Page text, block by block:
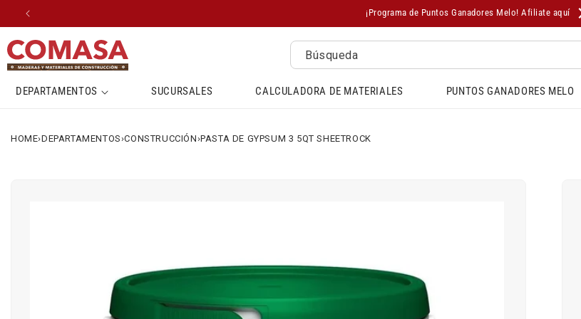
DIRECTAMENTE
AL CONTENIDO
¡Programa de Puntos Ganadores Melo! Afiliate aquí
DEPARTAMENTOS SUCURSALES CALCULADORA DE MATERIALES PUNTOS GANADORES MELO
Búsqueda
HOME›DEPARTAMENTOS›CONSTRUCCIÓN›PASTA DE GYPSUM 3 5QT SHEETROCK